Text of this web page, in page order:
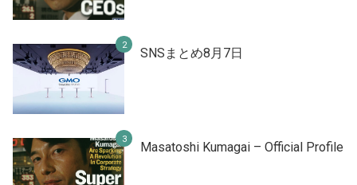
SNSまとめ8月7日
Masatoshi Kumagai – Official Profile